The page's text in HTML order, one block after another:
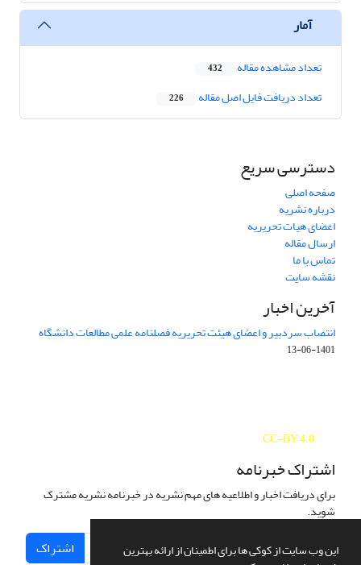
این وب سایت از کوکی ها برای اطمینان از ارائه بهترین
آمار
تعداد مشاهده مقاله 432
تعداد دریافت فایل اصل مقاله 226
دسترسی سریع
صفحه اصلی
درباره نشریه
اعضای هیات تحریریه
ارسال مقاله
تماس با ما
نقشه سایت
آخرین اخبار
انتصاب سردبیر و اعضای هیئت تحریریه فصلنامه علمی مطالعات دانشگاه
1401-06-13
CC-BY 4.0
اشتراک خبرنامه
برای دریافت اخبار و اطلاعیه های مهم نشریه در خبرنامه نشریه مشترک
شوید.
اشتراک